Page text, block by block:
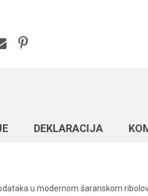
DEKLARACIJA
u modernom šaranskom